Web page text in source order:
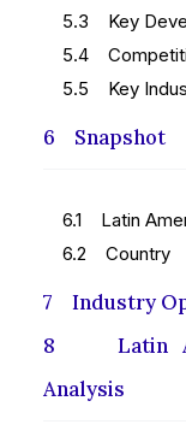
5.3 Key
5.4
5.5 Key
6 Snapshot
6.1 Latin
6.2 Country
7 Industry
8 Latin
Analysis